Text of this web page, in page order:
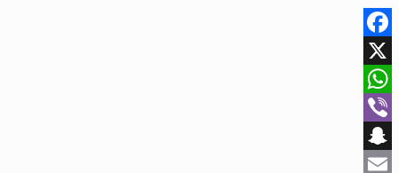
Facebook
X
WhatsApp
Viber
Snapchat